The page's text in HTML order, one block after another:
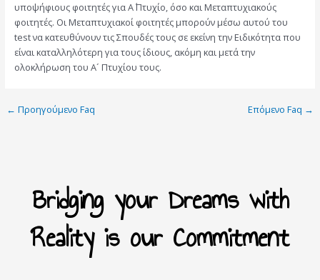
υποψήφιους φοιτητές για Α΄ Πτυχίο, όσο και Μεταπτυχιακούς
φοιτητές. Οι Μεταπτυχιακοί φοιτητές μπορούν μέσω αυτού του
test να κατευθύνουν τις Σπουδές τους σε εκείνη την Ειδικότητα που
είναι καταλληλότερη για τους ίδιους, ακόμη και μετά την
ολοκλήρωση του Α´ Πτυχίου τους.
← Προηγούμενο Faq Επόμενο Faq →
Bridging your Dreams with
Reality is our Commitment